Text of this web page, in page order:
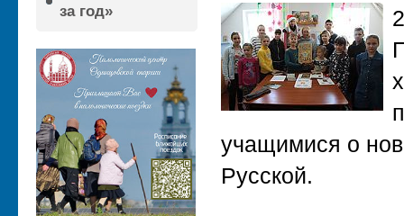
за год»
учащимися о
Русской.